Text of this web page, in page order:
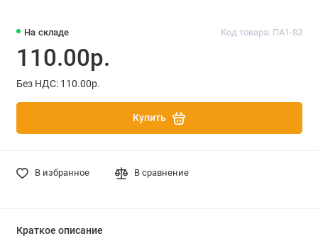
На складе Код товара: ПА1-83
110.00р.
Без НДС: 110.00р.
Купить
В избранное В сравнение
Краткое описание